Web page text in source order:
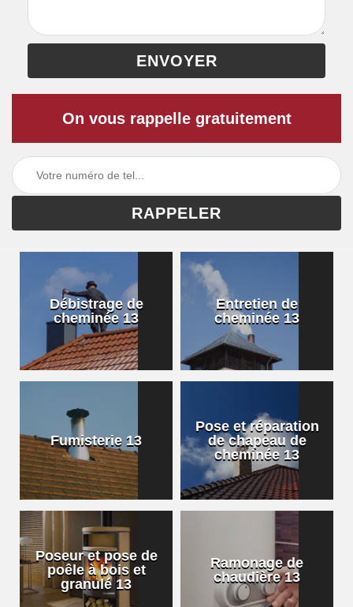
On vous rappelle gratuitement
Débistrage de
cheminée 13
Entretien de
cheminée 13
Fumisterie 13
Pose et réparation
de chapeau de
cheminée 13
Poseur et pose de
poêle à bois et
granulé 13
Ramonage de
chaudière 13